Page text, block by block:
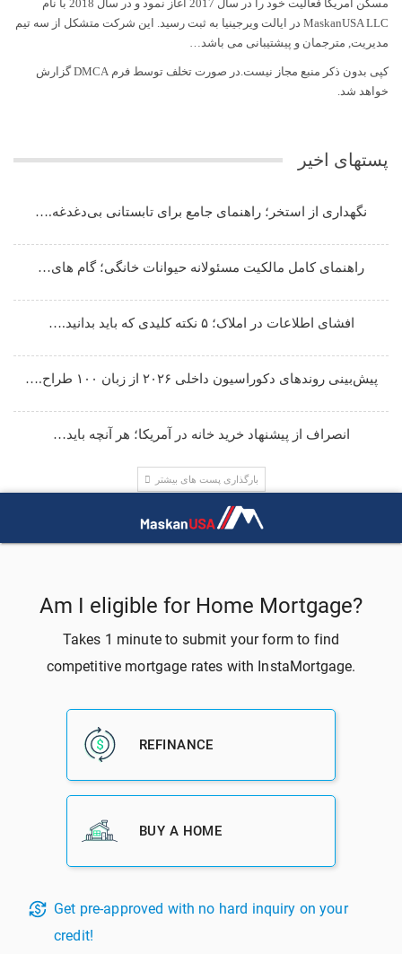
مسکن آمریکا فعالیت خود را در سال 2017 آغاز نمود و در سال 2018 با نام
MaskanUSA LLC در ایالت ویرجینیا به ثبت رسید. این شرکت متشکل از سه تیم
مدیریت, مترجمان و پیشتیبانی می باشد…
کپی بدون ذکر منبع مجاز نیست.در صورت تخلف توسط فرم DMCA گزارش
خواهد شد.
پستهای اخیر
نگهداری از استخر؛ راهنمای جامع برای تابستانی بی‌دغدغه.…
راهنمای کامل مالکیت مسئولانه حیوانات خانگی؛ گام های…
افشای اطلاعات در املاک؛ ۵ نکته کلیدی که باید بدانید.…
پیش‌بینی روندهای دکوراسیون داخلی ۲۰۲۶ از زبان ۱۰۰ طراح.…
انصراف از پیشنهاد خرید خانه در آمریکا؛ هر آنچه باید…
بارگذاری پست های بیشتر
جستجو در سایت
آخرین دیدگاه‌ها
چگونه از آسیب فصلی به خانه
注册دربرای دریافت وام مسکن در آمریکا به چه کردیت اسکوری نیاز